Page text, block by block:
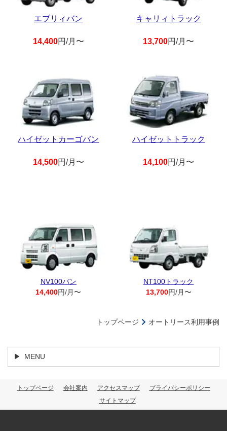
エブリィバン
14,400円/月〜
キャリィトラック
13,700円/月〜
ハイゼットカーゴバン
14,500円/月〜
ハイゼットトラック
14,100円/月〜
NV100バン
14,400円/月〜
NT100トラック
13,700円/月〜
トップページ オートリース利用事例
MENU
トップページ 会社案内 アクセスマップ
プライバシーポリシー
サイトマップ